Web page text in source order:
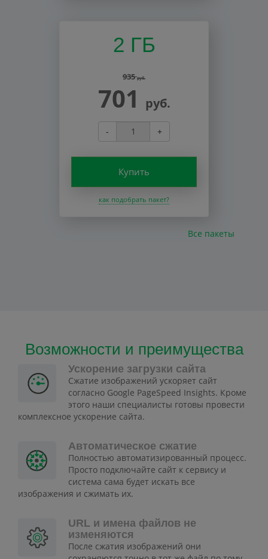
2 ГБ
935руб.
701 руб.
- +
Купить
как подобрать пакет?
Все пакеты
Возможности и преимущества
Ускорение загрузки сайта
Сжатие изображений ускоряет сайт
согласно Google PageSpeed Insights. Кроме
этого наши специалисты готовы провести
комплексное ускорение сайта.
Автоматическое сжатие
Полностью автоматизированный процесс.
Просто подключайте сайт к сервису и
система сама будет искать все
изображения и сжимать их.
URL и имена файлов не
изменяются
После сжатия изображений они